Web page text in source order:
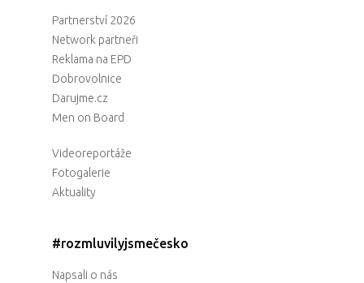
Partnerství 2026
Network partneři
Reklama na EPD
Dobrovolnice
Darujme.cz
Men on Board
Videoreportáže
Fotogalerie
Aktuality
#rozmluvilyjsmečesko
Napsali o nás